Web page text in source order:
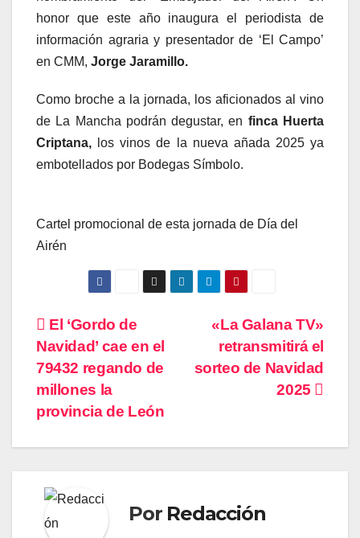
honor que este año inaugura el periodista de
información agraria y presentador de ‘El Campo’
en CMM, Jorge Jaramillo.
Como broche a la jornada, los aficionados al vino
de La Mancha podrán degustar, en finca Huerta
Criptana, los vinos de la nueva añada 2025 ya
embotellados por Bodegas Símbolo.
Cartel promocional de esta jornada de Día del
Airén
Navegación
de
entradas
«La Galana TV»
retransmitirá el
sorteo de Navidad
2025
El ‘Gordo de
Navidad’ cae en el
79432 regando de
millones la
provincia de León
Por Redacción